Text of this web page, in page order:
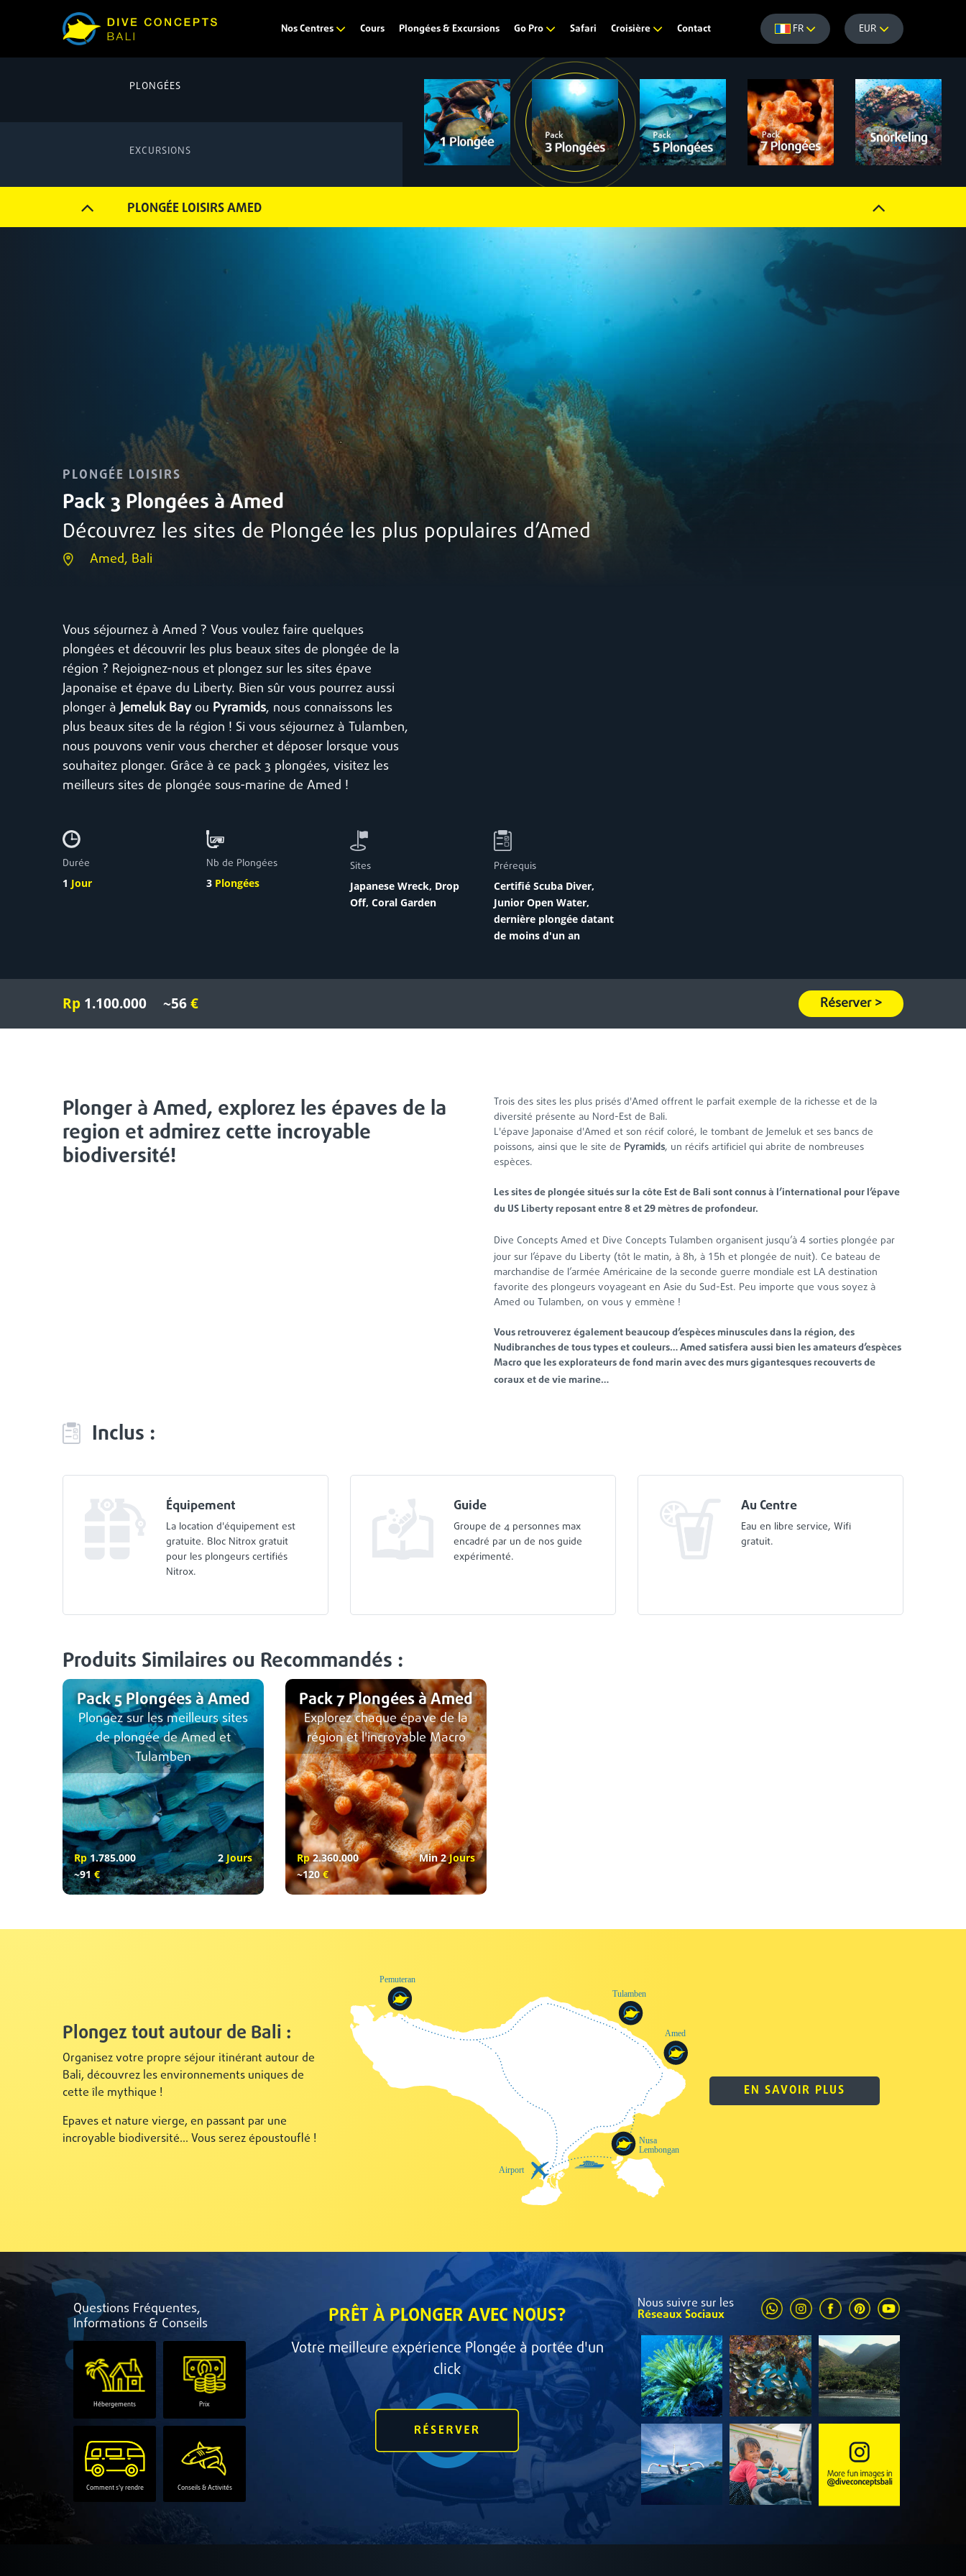
Nos Centres Cours Plongées & Excursions Go Pro Safari Croisière Contact FR EUR
PLONGÉES
EXCURSIONS
PLONGÉE LOISIRS AMED
PLONGÉE LOISIRS
Pack 3 Plongées à Amed
Découvrez les sites de Plongée les plus populaires d’Amed
Amed, Bali
Vous séjournez à Amed ? Vous voulez faire quelques
plongées et découvrir les plus beaux sites de plongée de la
région ? Rejoignez-nous et plongez sur les sites épave
Japonaise et épave du Liberty. Bien sûr vous pourrez aussi
plonger àJemeluk Bayou Pyramids, nous connaissons les
plus beaux sites de la région ! Si vous séjournez à Tulamben,
nous pouvons venir vous chercher et déposer lorsque vous
souhaitez plonger. Grâce à ce pack 3 plongées, visitez les
meilleurs sites de plongée sous-marine de Amed !
Durée
1 Jour
Nb de Plongées
3 Plongées
Sites
Japanese Wreck, Drop
Off, Coral Garden
Prérequis
Certifié Scuba Diver,
Junior Open Water,
dernière plongée datant
de moins d'un an
Rp 1.100.000 ~56€ Réserver >
Plonger à Amed, explorez les épaves de la
region et admirez cette incroyable
biodiversité!
Trois des sites les plus prisés d'Amed offrent le parfait exemple de la richesse et de la
diversité présente au Nord-Est de Bali.
L'épave Japonaise d'Amed et son récif coloré, le tombant de Jemeluk et ses bancs de
poissons, ainsi que le site de Pyramids, un récifs artificiel qui abrite de nombreuses
espèces.
Les sites de plongée situés sur la côte Est de Bali sont connus à l’international pour l’épave
du US Liberty reposant entre8et29mètres de profondeur.
Dive Concepts Amed et Dive Concepts Tulamben organisent jusqu’à 4 sorties plongée par
jour sur l’épave du Liberty (tôt le matin, à 8h, à 15h et plongée de nuit). Ce bateau de
marchandise de l’armée Américaine de la seconde guerre mondiale est LA destination
favorite des plongeurs voyageant en Asie du Sud-Est. Peu importe que vous soyez à
Amed ou Tulamben, on vous y emmène !
Vous retrouverez également beaucoup d’espèces minuscules dans la région, des
Nudibranches de tous types et couleurs… Amed satisfera aussi bien les amateurs d’espèces
Macro que les explorateurs de fond marin avec des murs gigantesques recouverts de
coraux et de vie marine…
Inclus :
Équipement
La location d'équipement est
gratuite. Bloc Nitrox gratuit
pour les plongeurs certifiés
Nitrox.
Guide
Groupe de 4 personnes max
encadré par un de nos guide
expérimenté.
Au Centre
Eau en libre service, Wifi
gratuit.
Produits Similaires ou Recommandés :
Pack 5 Plongées à Amed
Plongez sur les meilleurs sites
de plongée de Amed et
Tulamben
Rp1.785.000
~91€
2 Jours
Pack 7 Plongées à Amed
Explorez chaque épave de la
région et l'incroyable Macro
Rp2.360.000
~120€
Min 2Jours
Plongez tout autour de Bali :
Organisez votre propre séjour itinérant autour de
Bali, découvrez les environnements uniques de
cette île mythique !
Epaves et nature vierge, en passant par une
incroyable biodiversité... Vous serez époustouflé !
EN SAVOIR PLUS
PRÊT À PLONGER AVEC NOUS?
Votre meilleure expérience Plongée à portée d'un
click
Questions Fréquentes,
Informations & Conseils
Hébergements Prix
Comment s'y rendre Conseils & Activités
Nous suivre sur les
Réseaux Sociaux